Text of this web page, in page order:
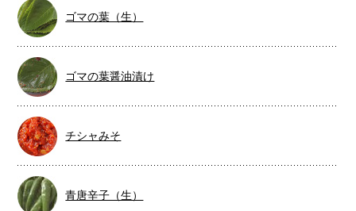
ゴマの葉（生）
ゴマの葉醤油漬け
チシャみそ
青唐辛子（生）